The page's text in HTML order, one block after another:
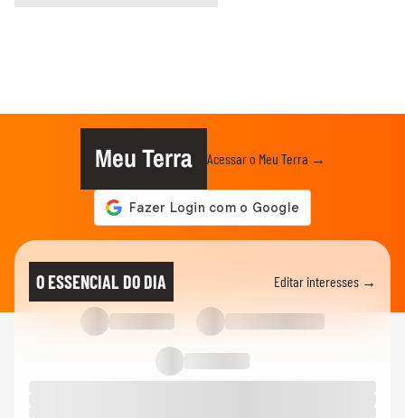
Meu Terra Acessar o Meu Terra →
O ESSENCIAL DO DIA Editar interesses →